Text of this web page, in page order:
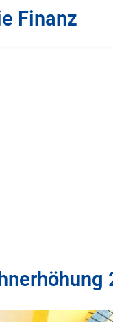
Finanz